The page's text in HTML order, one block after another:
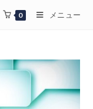
0 メニュー